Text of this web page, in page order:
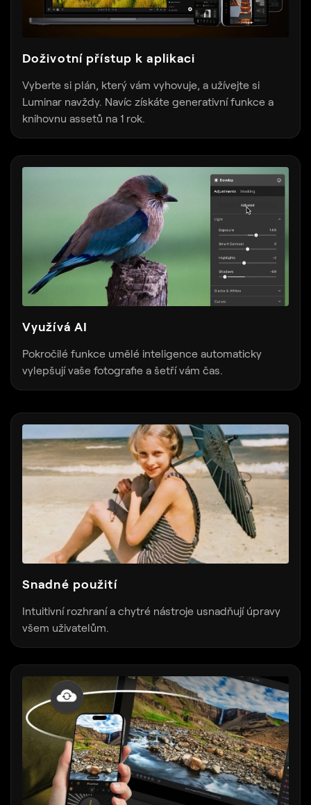
Doživotní přístup k aplikaci
Vyberte si plán, který vám vyhovuje, a užívejte si
Luminar navždy. Navíc získáte generativní funkce a
knihovnu assetů na 1 rok.
Využívá AI
Pokročilé funkce umělé inteligence automaticky
vylepšují vaše fotografie a šetří vám čas.
Snadné použití
Intuitivní rozhraní a chytré nástroje usnadňují úpravy
všem uživatelům.